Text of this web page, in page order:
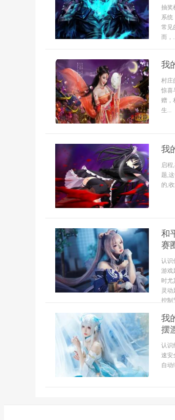
抽奖
系统
常见
而，
我
村庄
惊喜
赠，
生...
我
启
题,
的,
和
赛
认识
游戏
时尤
灵动
控制
我
摆
认识
速安
自动